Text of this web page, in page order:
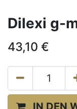
Dilexi g-
43,10 €
IN DEN